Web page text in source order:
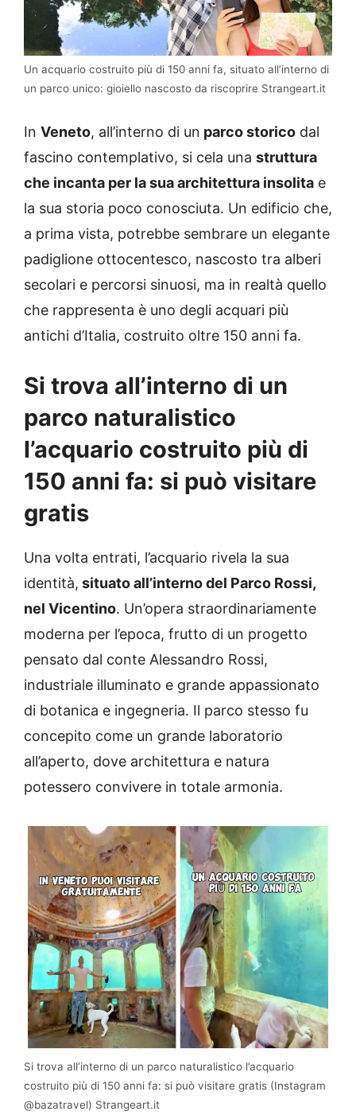
Un acquario costruito più di 150 anni fa, situato all’interno di
un parco unico: gioiello nascosto da riscoprire Strangeart.it
In Veneto, all’interno di un parco storico dal
fascino contemplativo, si cela una struttura
che incanta per la sua architettura insolita e
la sua storia poco conosciuta. Un edificio che,
a prima vista, potrebbe sembrare un elegante
padiglione ottocentesco, nascosto tra alberi
secolari e percorsi sinuosi, ma in realtà quello
che rappresenta è uno degli acquari più
antichi d’Italia, costruito oltre 150 anni fa.
Si trova all’interno di un
parco naturalistico
l’acquario costruito più di
150 anni fa: si può visitare
gratis
Una volta entrati, l’acquario rivela la sua
identità, situato all’interno del Parco Rossi,
nel Vicentino. Un’opera straordinariamente
moderna per l’epoca, frutto di un progetto
pensato dal conte Alessandro Rossi,
industriale illuminato e grande appassionato
di botanica e ingegneria. Il parco stesso fu
concepito come un grande laboratorio
all’aperto, dove architettura e natura
potessero convivere in totale armonia.
Si trova all’interno di un parco naturalistico l’acquario
costruito più di 150 anni fa: si può visitare gratis (Instagram
@bazatravel) Strangeart.it